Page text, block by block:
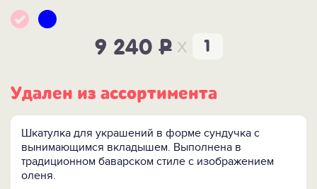
9 240P x
Удален из ассортимента
Шкатулка для украшений в форме сундучка с
вынимающимся вкладышем. Выполнена в
традиционном баварском стиле с изображением
оленя.